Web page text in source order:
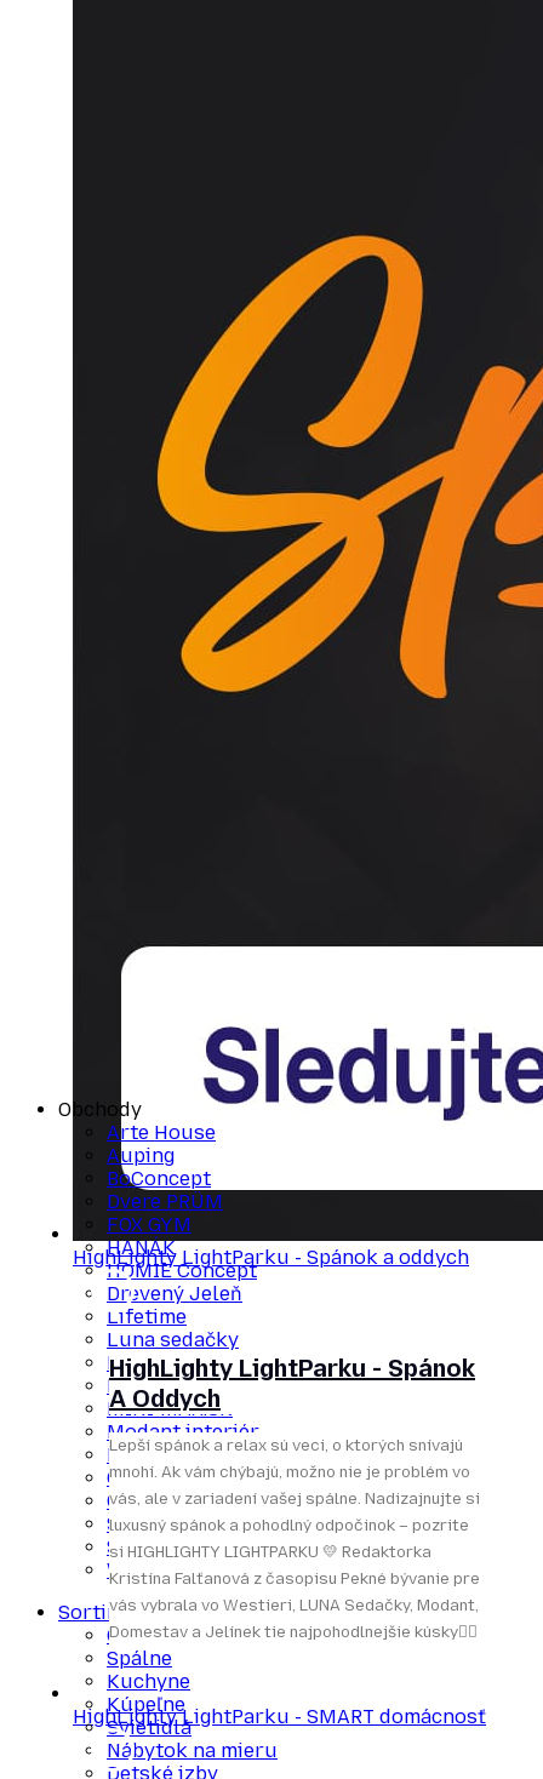
HighLighty LightParku - Spánok a oddych
HighLighty LightParku - Spánok
A Oddych
Lepší spánok a relax sú veci, o ktorých snívajú
mnohí. Ak vám chýbajú, možno nie je problém vo
vás, ale v zariadení vašej spálne. Nadizajnujte si
luxusný spánok a pohodlný odpočinok – pozrite
si HIGHLIGHTY LIGHTPARKU 💛 Redaktorka
Kristína Falťanová z časopisu Pekné bývanie pre
vás vybrala vo Westieri, LUNA Sedačky, Modant,
Domestav a Jelínek tie najpohodlnejšie kúsky👌🏻
HighLighty LightParku - SMART domácnosť
Obchody
Arte House
Auping
BoConcept
Dvere PRÜM
FOX GYM
HANÁK
HOMIE Concept
Drevený Jeleň
Lifetime
Luna sedačky
MAKEMORE
Marktech
MINI-MAX.SK
Modant interiér
MojaSkrina.sk
Okenné centrum MT
Qualitex
STILLWOOD
Stone Symphony
Westieri
Sortiment
Obývačky
Spálne
Kuchyne
Kúpeľne
Svietidlá
Nábytok na mieru
Detské izby